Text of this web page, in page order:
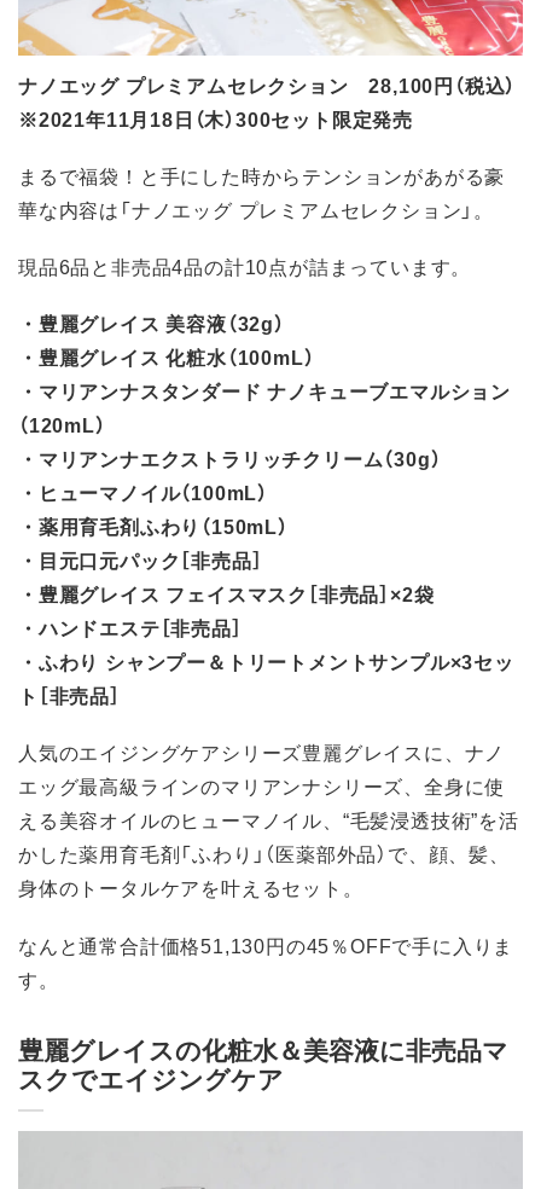
ナノエッグ プレミアムセレクション 28,100円（税込）
※2021年11月18日（木）300セット限定発売
まるで福袋！と手にした時からテンションがあがる豪
華な内容は「ナノエッグ プレミアムセレクション」。
現品6品と非売品4品の計10点が詰まっています。
・豊麗グレイス 美容液（32g）
・豊麗グレイス 化粧水（100mL）
・マリアンナスタンダード ナノキューブエマルション
（120mL）
・マリアンナエクストラリッチクリーム（30g）
・ヒューマノイル（100mL）
・薬用育毛剤ふわり（150mL）
・目元口元パック［非売品］
・豊麗グレイス フェイスマスク［非売品］×2袋
・ハンドエステ［非売品］
・ふわり シャンプー＆トリートメントサンプル×3セッ
ト［非売品］
人気のエイジングケアシリーズ豊麗グレイスに、ナノ
エッグ最高級ラインのマリアンナシリーズ、全身に使
える美容オイルのヒューマノイル、“毛髪浸透技術”を活
かした薬用育毛剤「ふわり」（医薬部外品）で、顔、髪、
身体のトータルケアを叶えるセット。
なんと通常合計価格51,130円の45％OFFで手に入りま
す。
豊麗グレイスの化粧水＆美容液に非売品マ
スクでエイジングケア